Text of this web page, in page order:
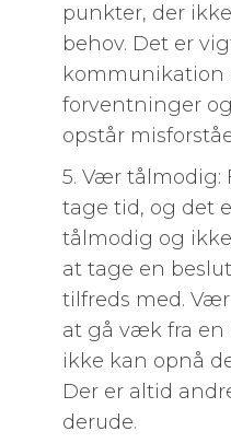
punkter, der
behov. Det er
kommunikation
forventninger
opstår
5. Vær tålmodig:
tage tid, og det
tålmodig og
at tage en
tilfreds med.
at gå væk fra en
ikke kan opnå
Der er altid
derude.